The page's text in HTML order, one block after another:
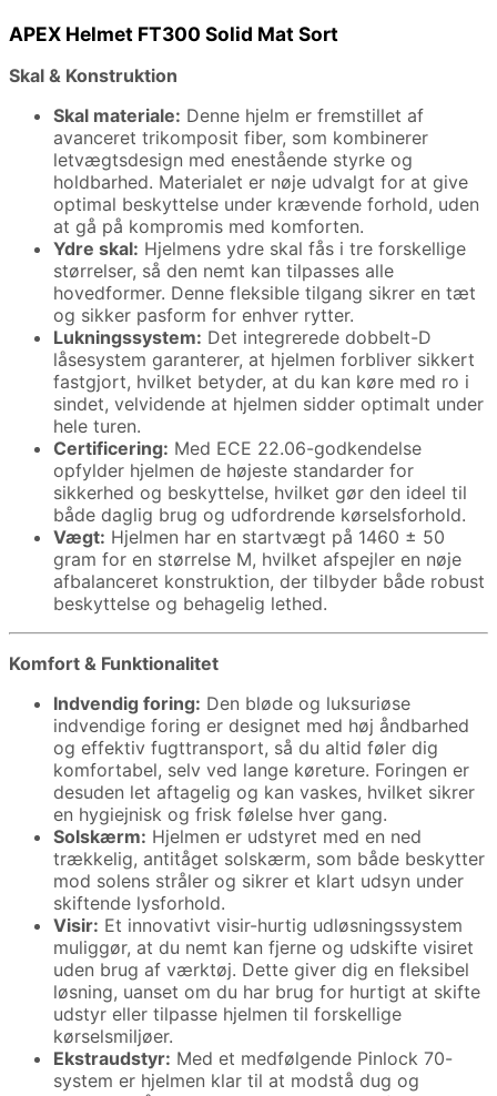
APEX Helmet FT300 Solid Mat Sort
Skal & Konstruktion
Skal materiale: Denne hjelm er fremstillet af
avanceret trikomposit fiber, som kombinerer
letvægtsdesign med enestående styrke og
holdbarhed. Materialet er nøje udvalgt for at give
optimal beskyttelse under krævende forhold, uden
at gå på kompromis med komforten.
Ydre skal: Hjelmens ydre skal fås i tre forskellige
størrelser, så den nemt kan tilpasses alle
hovedformer. Denne fleksible tilgang sikrer en tæt
og sikker pasform for enhver rytter.
Lukningssystem: Det integrerede dobbelt-D
låsesystem garanterer, at hjelmen forbliver sikkert
fastgjort, hvilket betyder, at du kan køre med ro i
sindet, velvidende at hjelmen sidder optimalt under
hele turen.
Certificering: Med ECE 22.06-godkendelse
opfylder hjelmen de højeste standarder for
sikkerhed og beskyttelse, hvilket gør den ideel til
både daglig brug og udfordrende kørselsforhold.
Vægt: Hjelmen har en startvægt på 1460 ± 50
gram for en størrelse M, hvilket afspejler en nøje
afbalanceret konstruktion, der tilbyder både robust
beskyttelse og behagelig lethed.
Komfort & Funktionalitet
Indvendig foring: Den bløde og luksuriøse
indvendige foring er designet med høj åndbarhed
og effektiv fugttransport, så du altid føler dig
komfortabel, selv ved lange køreture. Foringen er
desuden let aftagelig og kan vaskes, hvilket sikrer
en hygiejnisk og frisk følelse hver gang.
Solskærm: Hjelmen er udstyret med en ned
trækkelig, antitåget solskærm, som både beskytter
mod solens stråler og sikrer et klart udsyn under
skiftende lysforhold.
Visir: Et innovativt visir-hurtig udløsningssystem
muliggør, at du nemt kan fjerne og udskifte visiret
uden brug af værktøj. Dette giver dig en fleksibel
løsning, uanset om du har brug for hurtigt at skifte
udstyr eller tilpasse hjelmen til forskellige
kørselsmiljøer.
Ekstraudstyr: Med et medfølgende Pinlock 70-
system er hjelmen klar til at modstå dug og